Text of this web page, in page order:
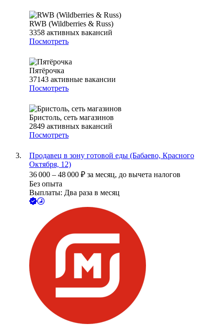
RWB (Wildberries & Russ)
3358 активных вакансий
Посмотреть
Пятёрочка
37143 активные вакансии
Посмотреть
Бристоль, сеть магазинов
2849 активных вакансий
Посмотреть
Продавец в зону готовой еды (Бабаево, Красного
Октября, 12)
36 000 – 48 000 ₽ за месяц, до вычета налогов
Без опыта
Выплаты: Два раза в месяц